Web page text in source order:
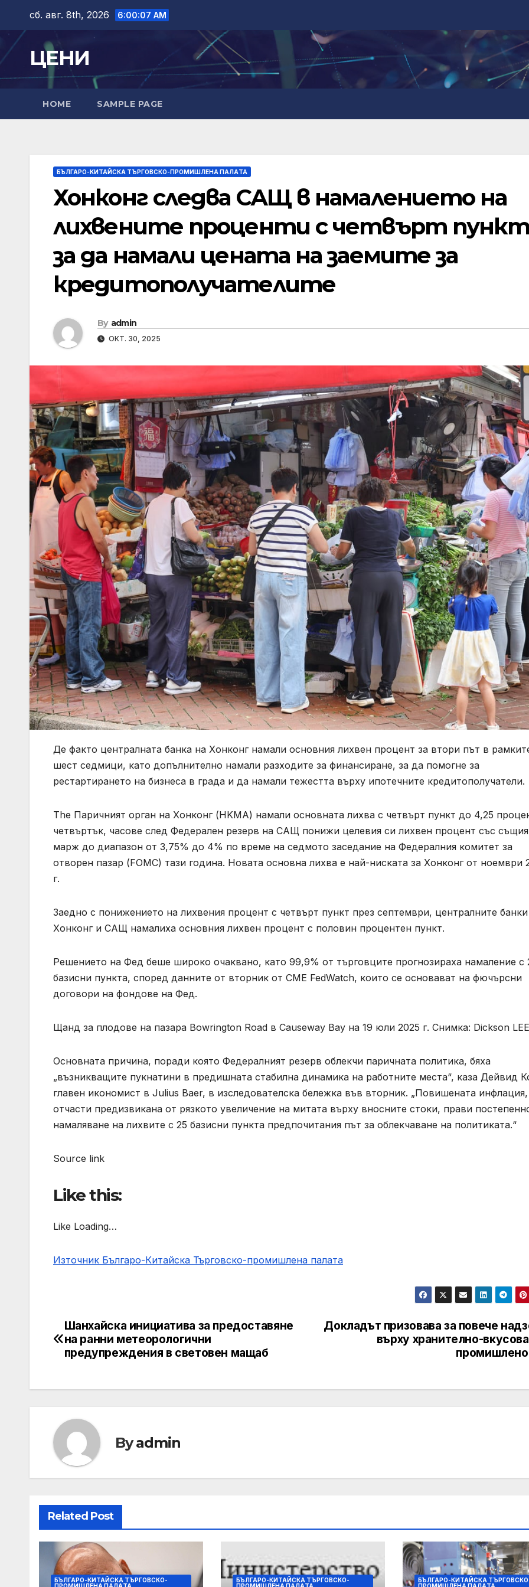
content
сб. авг. 8th, 2026 6:00:08 AM
ЦЕНИ
HOME SAMPLE PAGE
БЪЛГАРО-КИТАЙСКА ТЪРГОВСКО-ПРОМИШЛЕНА ПАЛAТА
Хонконг следва САЩ в намалението на
лихвените проценти с четвърт
за да намали цената на заемите за
кредитополучателите
By admin
ОКТ. 30, 2025
Де факто централната банка на Хонконг намали основния лихвен процент за втори път в
шест седмици, като допълнително намали разходите за финансиране, за да помогне за
рестартирането на бизнеса в града и да намали тежестта върху ипотечните кредитополучатели.
The Паричният орган на Хонконг (HKMA) намали основната лихва с четвърт пункт до 4,25
четвъртък, часове след Федерален резерв на САЩ понижи целевия си лихвен процент със същия
марж до диапазон от 3,75% до 4% по време на седмото заседание на Федералния комитет за
отворен пазар (FOMC) тази година. Новата основна лихва е най-ниската за Хонконг от ноември
г.
Заедно с понижението на лихвения процент с четвърт пункт през септември, централните
Хонконг и САЩ намалиха основния лихвен процент с половин процентен пункт.
Решението на Фед беше широко очаквано, като 99,9% от търговците прогнозираха намаление с
базисни пункта, според данните от вторник от CME FedWatch, които се основават на фючърсни
договори на фондове на Фед.
Щанд за плодове на пазара Bowrington Road в Causeway Bay на 19 юли 2025 г. Снимка: Dickson LEE
Основната причина, поради която Федералният резерв облекчи паричната политика, бяха
„възникващите пукнатини в предишната стабилна динамика на работните места“, каза Дейвид
главен икономист в Julius Baer, ​​в изследователска бележка във вторник. „Повишената инфлация,
отчасти предизвикана от рязкото увеличение на митата върху вносните стоки, прави
намаляване на лихвите с 25 базисни пункта предпочитания път за облекчаване на политиката.“
Source link
Like this:
Like Loading…
Източник Българо-Китайска Търговско-промишлена палaта
Навигация
Докладът призовава за повече
върху хранително-
Шанхайска инициатива за предоставяне
на ранни метеорологични
предупреждения в световен мащаб
Byadmin
Related Post
БЪЛГАРО-КИТАЙСКА ТЪРГОВСКО-
БЪЛГАРО-КИТАЙСКА ТЪРГОВСКО-
БЪЛГАРО-КИТАЙСКА